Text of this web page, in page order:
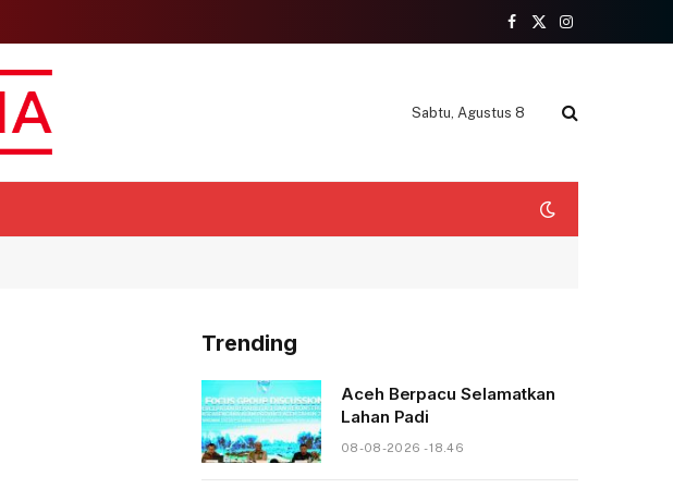
Facebook
X
Instagram
Sabtu, Agustus 8
Trending
Aceh Berpacu Selamatkan
Lahan Padi
08-08-2026 - 18.46